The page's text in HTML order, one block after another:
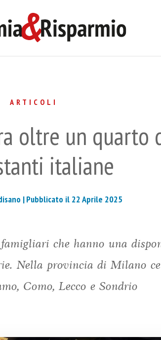
ARTICOLI
oltre un
italiane
|Pubblicato il 22 Aprile 2025
che hanno una
Nella provincia di Milano
Como, Lecco e Sondrio